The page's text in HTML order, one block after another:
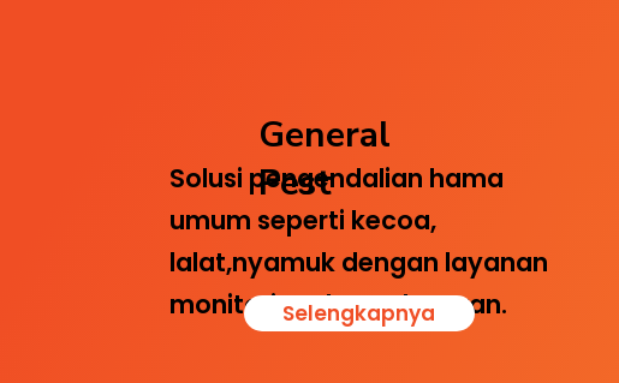
General
Pest
Solusi pengendalian hama
umum seperti kecoa,
lalat,nyamuk dengan layanan
monitoring dan pelaporan.
Selengkapnya